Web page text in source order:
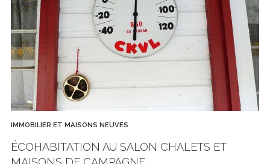
IMMOBILIER ET MAISONS NEUVES
ÉCOHABITATION AU SALON CHALETS ET